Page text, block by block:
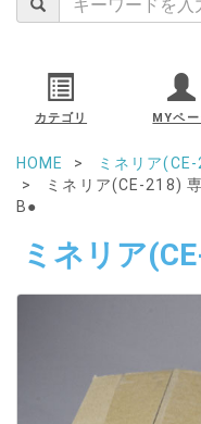
カテゴリ MYペー
HOME
ミネリア
ミネリア(CE-218)
B●
ミネリア